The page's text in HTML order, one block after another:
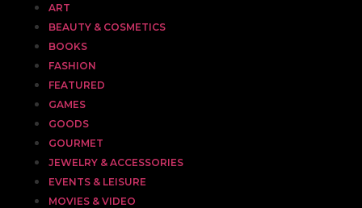
ART
BEAUTY & COSMETICS
BOOKS
FASHION
FEATURED
GAMES
GOODS
GOURMET
JEWELRY & ACCESSORIES
EVENTS & LEISURE
MOVIES & VIDEO